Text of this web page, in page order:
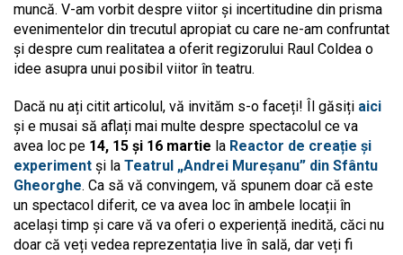
muncă. V-am vorbit despre viitor și incertitudine din prisma
evenimentelor din trecutul apropiat cu care ne-am confruntat
și despre cum realitatea a oferit regizorului Raul Coldea o
idee asupra unui posibil viitor în teatru.
Dacă nu ați citit articolul, vă invităm s-o faceți! Îl găsiți aici
și e musai să aflați mai multe despre spectacolul ce va
avea loc pe 14, 15 și 16 martie la Reactor de creație și
experiment și la Teatrul „Andrei Mureșanu” din Sfântu
Gheorghe. Ca să vă convingem, vă spunem doar că este
un spectacol diferit, ce va avea loc în ambele locații în
același timp și care vă va oferi o experiență inedită, căci nu
doar că veți vedea reprezentația live în sală, dar veți fi